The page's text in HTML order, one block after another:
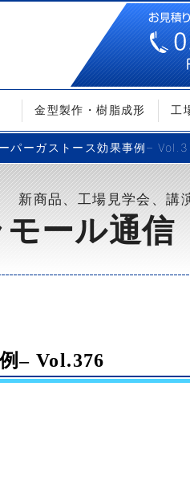
金型製作・樹脂成形 工
パーガストース効果事例–
新商品、工場見学会、講
ール通信
– Vol.376